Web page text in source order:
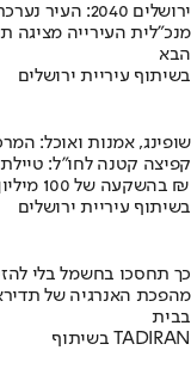
ירושלים 2040: העיר נערכת ל- 1.5 מליון תושבים
מנכ"לית העירייה מציגה
הבא
בשיתוף עיריית ירושלים
שופינג, אמנות ואוכל:
קפיצה קטנה לחו"ל:
בהשקעה של 100 מיליון ₪
בשיתוף עיריית ירושלים
כך תחסכו בחשמל בלי
מהפכת האנרגיה של
בבית
בשיתוף TADIRAN